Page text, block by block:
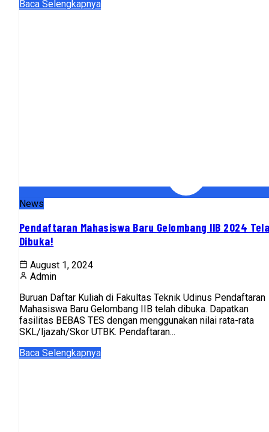
Baca Selengkapnya
News
Pendaftaran Mahasiswa Baru Gelombang IIB 2024
Dibuka!
August 1, 2024
Admin
Buruan Daftar Kuliah di Fakultas Teknik Udinus Pendaftaran
Mahasiswa Baru Gelombang IIB telah dibuka. Dapatkan
fasilitas BEBAS TES dengan menggunakan nilai rata-rata
SKL/Ijazah/Skor UTBK. Pendaftaran...
Baca Selengkapnya